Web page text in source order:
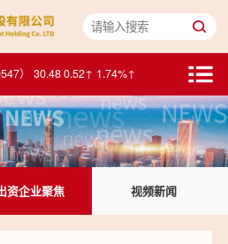
） 16.45 -0.42↓ -2.49%↓
） 30.48 0.52↑ 1.74%↑
） 5.56 -0.02↓ -0.36%↓
） 2.275 -0.005↓ -0.22%↓
） 25.82 0.45↑ 1.77%↑
资企业聚焦 视频新闻